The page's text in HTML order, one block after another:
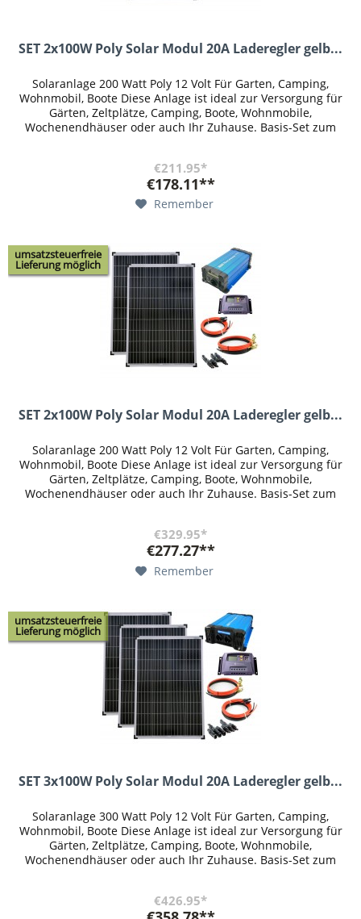
SET 2x100W Poly Solar Modul 20A Laderegler gelb...
Solaranlage 200 Watt Poly 12 Volt Für Garten, Camping,
Wohnmobil, Boote Diese Anlage ist ideal zur Versorgung für
Gärten, Zeltplätze, Camping, Boote, Wohnmobile,
Wochenendhäuser oder auch Ihr Zuhause. Basis-Set zum
€211.95*
€178.11**
Remember
umsatzsteuerfreie
Lieferung möglich
SET 2x100W Poly Solar Modul 20A Laderegler gelb...
Solaranlage 200 Watt Poly 12 Volt Für Garten, Camping,
Wohnmobil, Boote Diese Anlage ist ideal zur Versorgung für
Gärten, Zeltplätze, Camping, Boote, Wohnmobile,
Wochenendhäuser oder auch Ihr Zuhause. Basis-Set zum
€329.95*
€277.27**
Remember
umsatzsteuerfreie
Lieferung möglich
SET 3x100W Poly Solar Modul 20A Laderegler gelb...
Solaranlage 300 Watt Poly 12 Volt Für Garten, Camping,
Wohnmobil, Boote Diese Anlage ist ideal zur Versorgung für
Gärten, Zeltplätze, Camping, Boote, Wohnmobile,
Wochenendhäuser oder auch Ihr Zuhause. Basis-Set zum
€426.95*